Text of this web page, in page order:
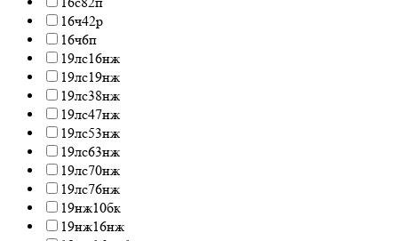
16ч42р
16ч6п
19лс16нж
19лс19нж
19лс38нж
19лс47нж
19лс53нж
19лс63нж
19лс70нж
19лс76нж
19нж10бк
19нж16нж